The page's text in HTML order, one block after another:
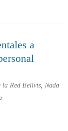
a
la Red Bellvis, Nada